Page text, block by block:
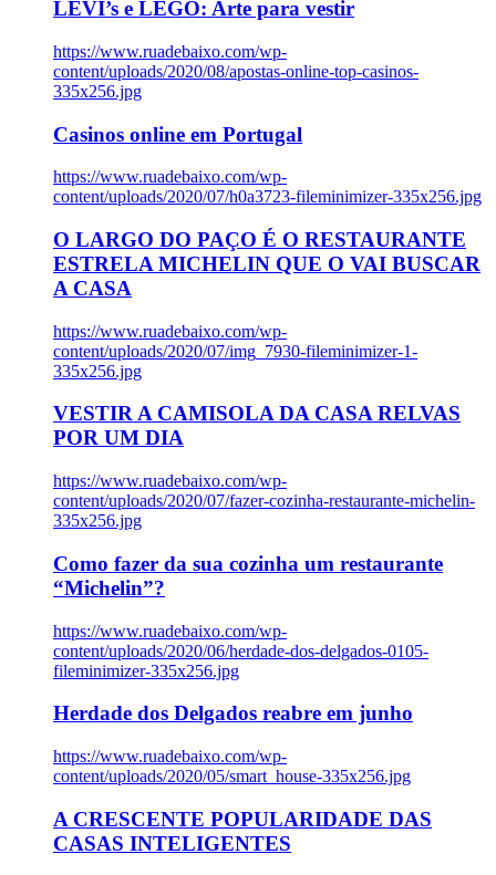
LEVI’s e LEGO: Arte para vestir
https://www.ruadebaixo.com/wp-
content/uploads/2020/08/apostas-online-top-casinos-
335x256.jpg
Casinos online em Portugal
https://www.ruadebaixo.com/wp-
content/uploads/2020/07/h0a3723-fileminimizer-335x256.jpg
O LARGO DO PAÇO É O RESTAURANTE
ESTRELA MICHELIN QUE O VAI BUSCAR
A CASA
https://www.ruadebaixo.com/wp-
content/uploads/2020/07/img_7930-fileminimizer-1-
335x256.jpg
VESTIR A CAMISOLA DA CASA RELVAS
POR UM DIA
https://www.ruadebaixo.com/wp-
content/uploads/2020/07/fazer-cozinha-restaurante-michelin-
335x256.jpg
Como fazer da sua cozinha um restaurante
“Michelin”?
https://www.ruadebaixo.com/wp-
content/uploads/2020/06/herdade-dos-delgados-0105-
fileminimizer-335x256.jpg
Herdade dos Delgados reabre em junho
https://www.ruadebaixo.com/wp-
content/uploads/2020/05/smart_house-335x256.jpg
A CRESCENTE POPULARIDADE DAS
CASAS INTELIGENTES